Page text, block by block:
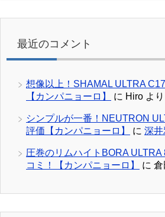
最近のコメント
想像以上！SHAMAL ULTRA
【カンパニョーロ】
に Hiro より
シンプルが一番！NEUTRON
評価【カンパニョーロ】
に 深井
圧巻のリムハイトBORA ULTRA
コミ！【カンパニョーロ】
に 倉